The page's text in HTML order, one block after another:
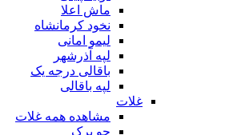
ماش اعلا
نخود کرمانشاه
لیمو امانی
لپه آذرشهر
باقالی درجه یک
لپه باقالی
غلات
مشاهده همه غلات
جو پرک